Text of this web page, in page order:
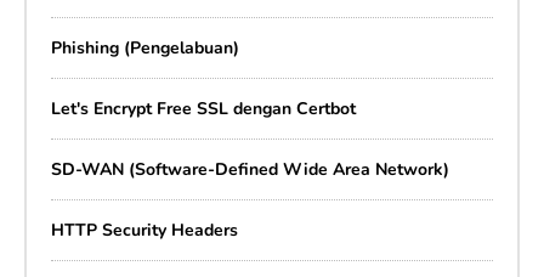
Phishing (Pengelabuan)
Let's Encrypt Free SSL dengan Certbot
SD-WAN (Software-Defined Wide Area Network)
HTTP Security Headers